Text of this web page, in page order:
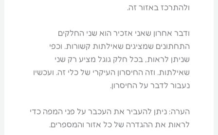
ולהתרכז באזור זה.
ודבר אחרון שאני אזכיר הוא שני החלקים
התחתונים שמציגים שאילתות קשורות. וכפי
שניתן לראות, בכל חלק גוגל מציע רק שני
שאילתות. וזה החיסרון העיקרי של כלי זה. ועכשיו
נעבור לדבר על החיסרון.
הערה: ניתן להעביר את העכבר על פני המפה כדי
לראות את ההגדרה של כל אזור והמספרים.